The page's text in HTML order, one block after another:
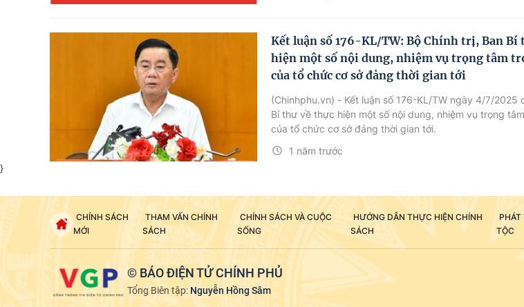
Kết luận số 176-KL/TW: Bộ Chính trị, Ban Bí
hiện một số nội dung, nhiệm vụ trọng tâm
của tổ chức cơ sở đảng thời gian tới
1 năm trước
(Chinhphu.vn) - Kết luận số 176-KL/TW ngày 4/7/2025
Bí thư về thực hiện một số nội dung, nhiệm vụ trọng
của tổ chức cơ sở đảng thời gian tới.
}
CHÍNH SÁCH
MỚI
THAM VẤN CHÍNH
SÁCH
CHÍNH SÁCH VÀ CUỘC
SỐNG
HƯỚNG DẪN THỰC HIỆN CHÍNH
SÁCH
PHÁT
TỘC
© BÁO ĐIỆN TỬ CHÍNH PHỦ
Tổng Biên tập: Nguyễn Hồng Sâm